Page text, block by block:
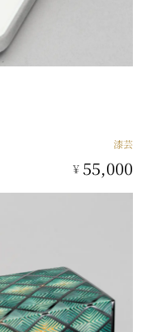
漆芸
¥ 55,000